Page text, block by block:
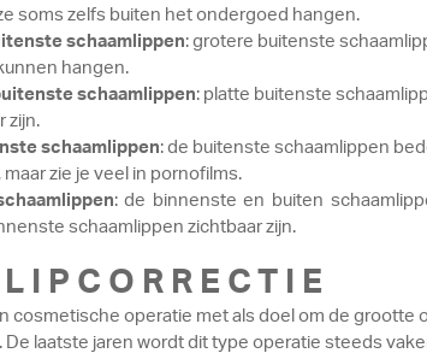
soms zelfs buiten het ondergoed hangen.
schaamlippen: grotere buitenste
hangen.
schaamlippen: platte buitenste
zijn.
schaamlippen: de buitenste schaamlippen
zie je veel in pornofilms.
: de binnenste en buiten
schaamlippen zichtbaar zijn.
cosmetische operatie met als doel om de grootte
laatste jaren wordt dit type operatie steeds